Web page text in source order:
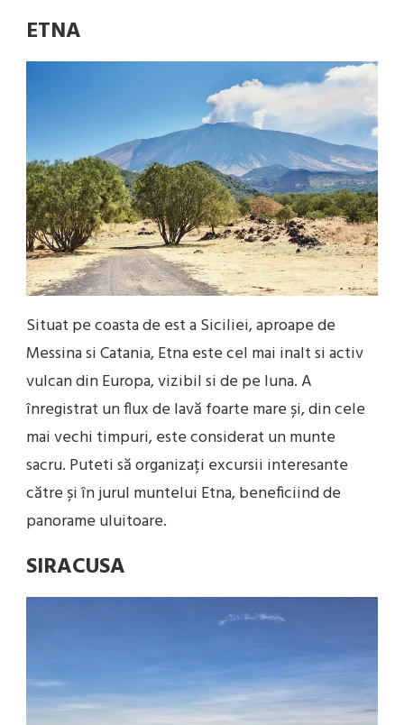
ETNA
Situat pe coasta de est a Siciliei, aproape de
Messina si Catania, Etna este cel mai inalt si activ
vulcan din Europa, vizibil si de pe luna. A
înregistrat un flux de lavă foarte mare și, din cele
mai vechi timpuri, este considerat un munte
sacru. Puteti să organizați excursii interesante
către și în jurul muntelui Etna, beneficiind de
panorame uluitoare.
SIRACUSA